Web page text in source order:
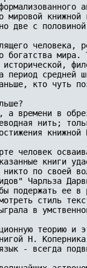
мировой книжной
две с
человека,
богатства
исторической,
период средней
кто чуть
а времени в
нить;
человек
книги
никто по своей
Чарльза
подержать ее
стиль
в
теорию и
Н.
- всегда